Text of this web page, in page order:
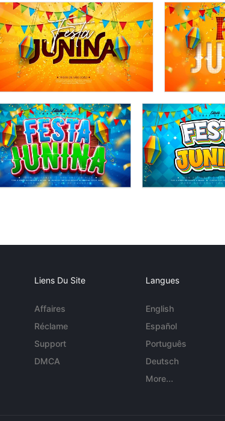
Liens Du Site
Affaires
Réclame
Support
DMCA
Langues
English
Español
Português
Deutsch
More...